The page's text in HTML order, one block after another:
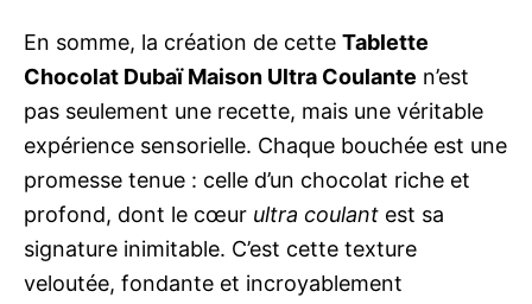
En somme, la création de cette Tablette
Chocolat Dubaï Maison Ultra Coulante n’est
pas seulement une recette, mais une véritable
expérience sensorielle. Chaque bouchée est une
promesse tenue : celle d’un chocolat riche et
profond, dont le cœur ultra coulant est sa
signature inimitable. C’est cette texture
veloutée, fondante et incroyablement